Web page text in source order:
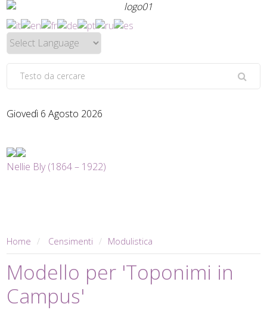
Giovedì 6 Agosto 2026
Nellie Bly (1864 – 1922)
Home Censimenti Modulistica
Modello per 'Toponimi in
Campus'